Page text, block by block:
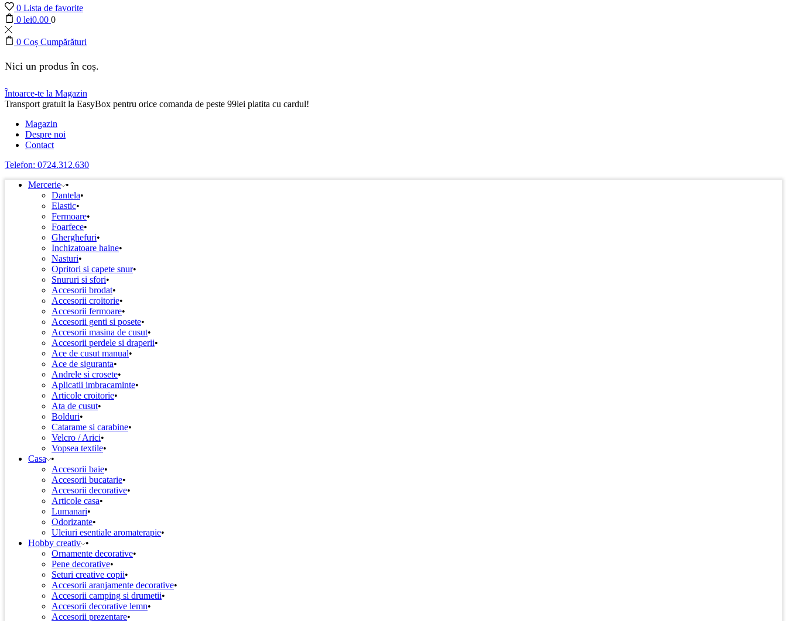
0 Lista de favorite
0 lei0.00 0
0 Coș Cumpărături
Nici un produs în coș.
Întoarce-te la Magazin
Transport gratuit la EasyBox pentru orice comanda de peste 99lei platita cu cardul!
Magazin
Despre noi
Contact
Telefon: 0724.312.630
Mercerie
Dantela
Elastic
Fermoare
Foarfece
Gherghefuri
Inchizatoare haine
Nasturi
Opritori si capete snur
Snururi si sfori
Accesorii brodat
Accesorii croitorie
Accesorii fermoare
Accesorii genti si posete
Accesorii masina de cusut
Accesorii perdele si draperii
Ace de cusut manual
Ace de siguranta
Andrele si crosete
Aplicatii imbracaminte
Articole croitorie
Ata de cusut
Bolduri
Catarame si carabine
Velcro / Arici
Vopsea textile
Casa
Accesorii baie
Accesorii bucatarie
Accesorii decorative
Articole casa
Lumanari
Odorizante
Uleiuri esentiale aromaterapie
Hobby creativ
Ornamente decorative
Pene decorative
Seturi creative copii
Accesorii aranjamente decorative
Accesorii camping si drumetii
Accesorii decorative lemn
Accesorii prezentare